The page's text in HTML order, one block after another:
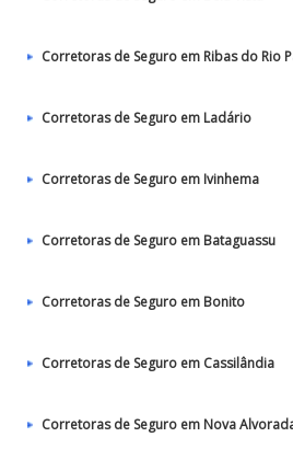
Corretoras de Seguro em Ribas do Rio
Corretoras de Seguro em Ladário
Corretoras de Seguro em Ivinhema
Corretoras de Seguro em Bataguassu
Corretoras de Seguro em Bonito
Corretoras de Seguro em Cassilândia
Corretoras de Seguro em Nova